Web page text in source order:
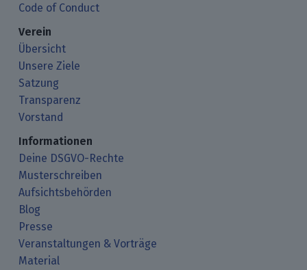
Code of Conduct
Verein
Übersicht
Unsere Ziele
Satzung
Transparenz
Vorstand
Informationen
Deine DSGVO-Rechte
Musterschreiben
Aufsichtsbehörden
Blog
Presse
Veranstaltungen & Vorträge
Material